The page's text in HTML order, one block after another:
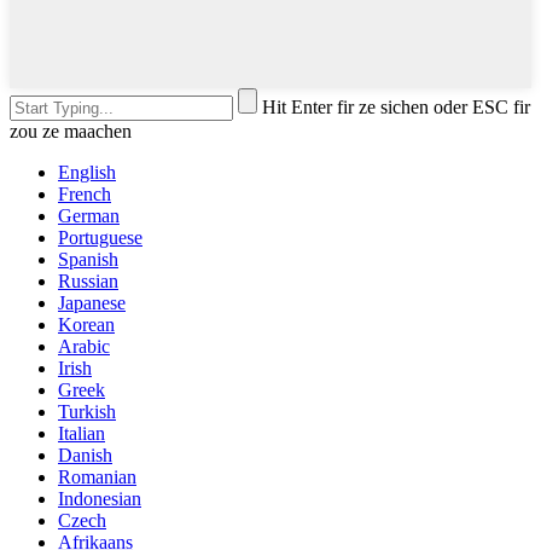
Hit Enter fir ze sichen oder ESC fir
zou ze maachen
English
French
German
Portuguese
Spanish
Russian
Japanese
Korean
Arabic
Irish
Greek
Turkish
Italian
Danish
Romanian
Indonesian
Czech
Afrikaans